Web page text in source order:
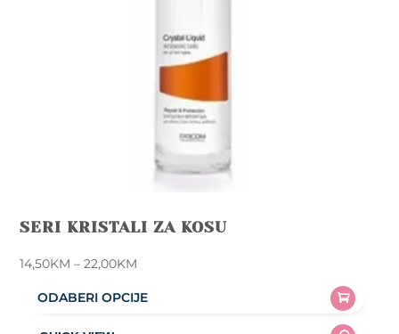
SERI KRISTALI ZA KOSU
14,50KM – 22,00KM
ODABERI OPCIJE